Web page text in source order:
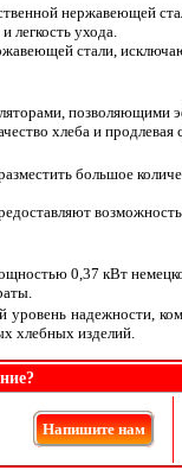
нержавеющей
легкость ухода.
стали,
позволяющими
хлеба и продлевая
большое
0,37 кВт
надежности,
хлебных изделий.
Напишите нам